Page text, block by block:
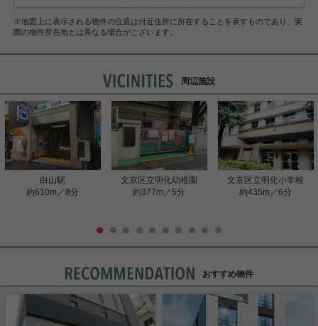
※地図上に表示される物件の位置は付近住所に所在することを表すものであり、実
際の物件所在地とは異なる場合がございます。
周辺施設
白山駅
約610m／8分
文京区立明化幼稚園
約377m／5分
文京区立明化小学校
約435m／6分
おすすめ物件